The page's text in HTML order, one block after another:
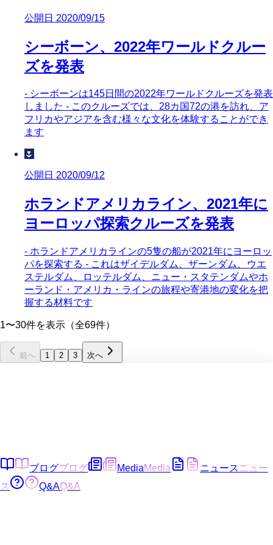
公開日 2020/09/15
シーボーン、2022年ワールドクルー
ズを発表
- シーボーンは145日間の2022年ワールドクルーズを発表
しました - このクルーズでは、28カ国72の港を訪れ、ア
フリカやアジアを含む様々な文化を体験することができ
ます
🌷
公開日 2020/09/12
ホランドアメリカライン、2021年に
ヨーロッパ探索クルーズを発表
- ホランドアメリカラインの5隻の船が2021年にヨーロッ
パを探索する - これはザイデルダム、ザーンダム、ウエ
ステルダム、ロッテルダム、ニュー・スタテンダムやホ
ーランド・アメリカ・ラインの旅程や寄港地の変化を把
握する材料です
1〜30件を表示（全69件）
前へ 1 2 3 次へ
ブログブログ MediaMedia ニュース ニュー
ス
Q&AQ&A